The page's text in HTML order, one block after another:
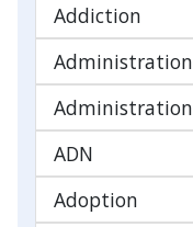
Addiction
Administration
ADN
Adoption